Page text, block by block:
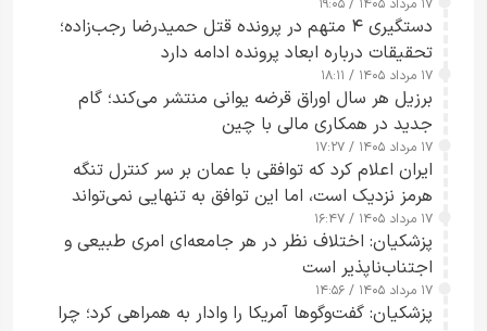
۱۷ مرداد ۱۴۰۵ / ۱۹:۰۵
دستگیری ۴ متهم در پرونده قتل حمیدرضا رجب‌زاده؛
تحقیقات درباره ابعاد پرونده ادامه دارد
۱۷ مرداد ۱۴۰۵ / ۱۸:۱۱
برزیل هر سال اوراق قرضه یوانی منتشر می‌کند؛ گام
جدید در همکاری مالی با چین
۱۷ مرداد ۱۴۰۵ / ۱۷:۲۷
ایران اعلام کرد که توافقی با عمان بر سر کنترل تنگه
هرمز نزدیک است، اما این توافق به تنهایی نمی‌تواند
آبراه را آزاد کند
۱۷ مرداد ۱۴۰۵ / ۱۶:۴۷
پزشکیان: اختلاف نظر در هر جامعه‌ای امری طبیعی و
اجتناب‌ناپذیر است
۱۷ مرداد ۱۴۰۵ / ۱۴:۵۶
پزشکیان: گفت‌وگوها آمریکا را وادار به همراهی کرد؛ چرا